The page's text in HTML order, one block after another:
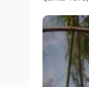
quinta-